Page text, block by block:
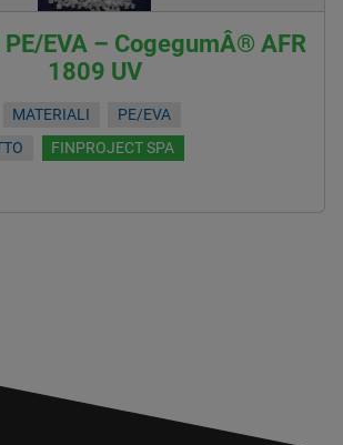
EVA – CogegumÂ® AFR
1809 UV
MATERIALI
PE/EVA
FINPROJECT SPA